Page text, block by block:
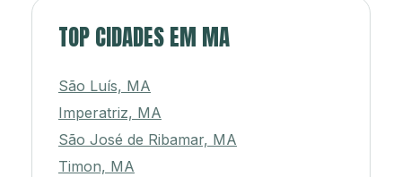
TOP CIDADES EM MA
São Luís, MA
Imperatriz, MA
São José de Ribamar, MA
Timon, MA